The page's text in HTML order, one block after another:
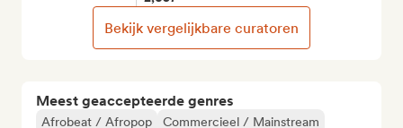
Meest geaccepteerde genres
Afrobeat / Afropop
Commercieel / Mainstream
Bekijk vergelijkbare curatoren